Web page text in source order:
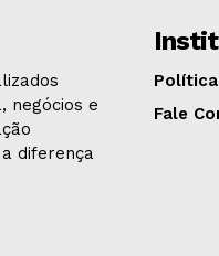
negócios e
diferença
Fale